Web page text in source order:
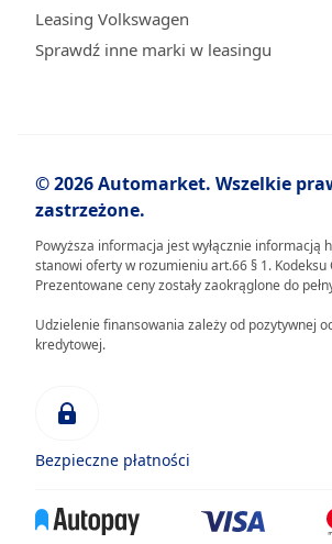
Leasing Volkswagen
Sprawdź inne marki w leasingu
© 2026 Automarket. Wszelkie
zastrzeżone.
Powyższa informacja jest wyłącznie informacją
stanowi oferty w rozumieniu art.66 § 1. Kodeksu
Prezentowane ceny zostały zaokrąglone do
Udzielenie finansowania zależy od pozytywnej
kredytowej.
Bezpieczne płatności